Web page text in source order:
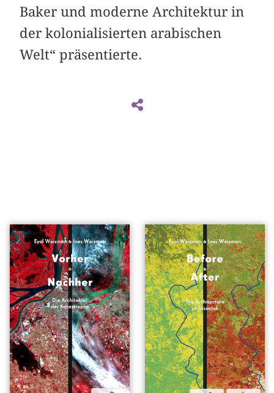
Baker und moderne Architektur in
der kolonialisierten arabischen
Welt“ präsentierte.